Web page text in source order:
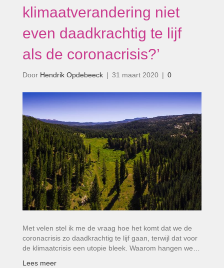
klimaatverandering niet
even daadkrachtig te lijf
als de coronacrisis?’
Door Hendrik Opdebeeck | 31 maart 2020 | 0
Met velen stel ik me de vraag hoe het komt dat we de
coronacrisis zo daadkrachtig te lijf gaan, terwijl dat voor
de klimaatcrisis een utopie bleek. Waarom hangen we…
Lees meer